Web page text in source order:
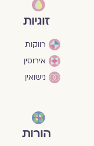
זוגיות
רווקות
אירוסין
נישואין
הורות